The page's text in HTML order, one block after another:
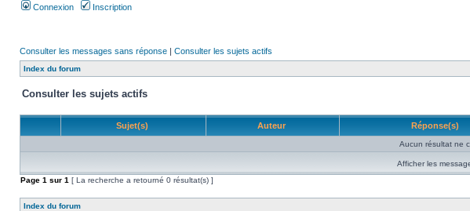
Connexion Inscription
Consulter les messages sans réponse | Consulter les sujets actifs
Index du forum
Consulter les sujets actifs
Sujet(s) Auteur Réponse(s)
Aucun résultat ne
Afficher les
Page 1 sur 1 [ La recherche a retourné 0 résultat(s) ]
Index du forum